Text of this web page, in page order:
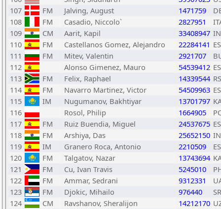
107
FM Jalving, August 1471759
108
FM Casadio, Niccolo` 2827951
109
CM Aarit, Kapil 33408947
110
FM Castellanos Gomez, Alejandro 22284141
111
FM Mitev, Valentin 2921707
112
Alonso Gimenez, Mauro 54539412
113
FM Felix, Raphael 14339544
114
FM Navarro Martinez, Victor 54509963
115
IM Nugumanov, Bakhtiyar 13701797
116
Rosol, Philip 1664905
117
FM Ruiz Buendia, Miguel 24537675
118
FM Arshiya, Das 25652150
119
IM Granero Roca, Antonio 2210509
120
FM Talgatov, Nazar 13743694
121
FM Cu, Ivan Travis 5245010
122
FM Ammar, Sedrani 9312331
123
FM Djokic, Mihailo 976440
124
CM Ravshanov, Sheralijon 14212170